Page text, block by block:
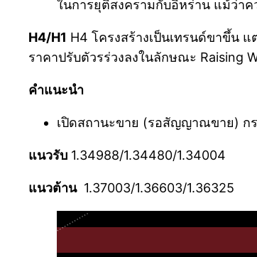
ในการยุติสงครามกับอิหร่าน แม้ว่าค
H4/H1 H4 โครงสร้างเป็นเทรนด์ขาขึ้น
ราคาปรับตัวรร่วงลงในลักษณะ Raising
คำแนะนำ
เปิดสถานะขาย (รอสัญญาณขาย) กร
แนวรับ 1.34988/1.34480/1.34004
แนวต้าน1.37003/1.36603/1.36325